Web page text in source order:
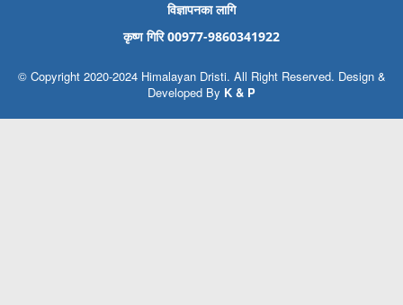
विज्ञापनका लागि
कृष्ण गिरि 00977-9860341922
© Copyright 2020-2024 Himalayan Dristi. All Right Reserved. Design &
Developed By K & P